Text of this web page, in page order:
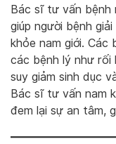
Bác sĩ tư vấn bệnh
giúp người bệnh
khỏe nam giới. Các
các bệnh lý như rối
suy giảm sinh dục
Bác sĩ tư vấn nam
đem lại sự an tâm,